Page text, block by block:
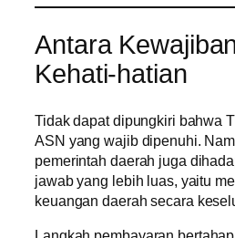
Antara
Kehati-hatian
Tidak dapat dipungkiri bahwa
ASN yang wajib dipenuhi.
pemerintah daerah juga
jawab yang lebih luas, yaitu
keuangan daerah secara